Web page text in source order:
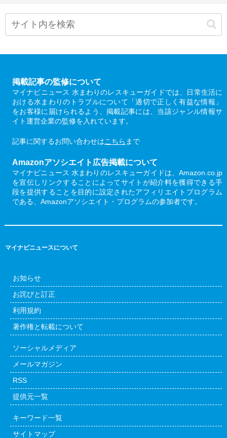
掲載記事の監修について
マイナビニュース 水まわりのレスキューガイドでは、日常生活に
おける水まわりのトラブルについて「適切で正しく有益な情報」
をお客様に届けられるよう、掲載記事には、当該ジャンル情報サ
イト運営企業の監修を入れています。
記事に関するお問い合わせはこちら まで
Amazonアソシエイト広告掲載について
マイナビニュース 水まわりのレスキューガイドは、Amazon.co.jp
を宣伝しリンクすることによってサイトが紹介料を獲得できる手
段を提供することを目的に設定されたアフィリエイトプログラム
である、Amazonアソシエイト・プログラムの参加者です。
マイナビニュースについて
お知らせ
お詫びと訂正
利用規約
著作権と転載について
ソーシャルメディア
メールマガジン
RSS
提供元一覧
キーワード一覧
サイトマップ